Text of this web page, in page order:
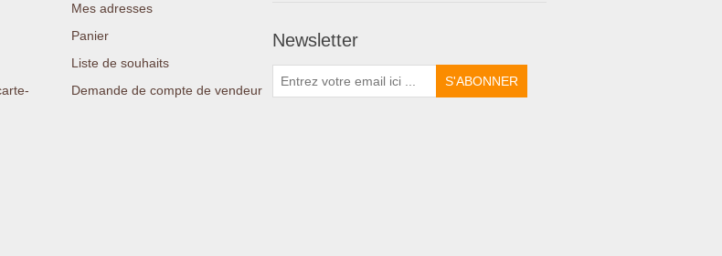
Mes adresses
Panier
Liste de souhaits
Demande de compte de vendeur
Newsletter
S'ABONNER